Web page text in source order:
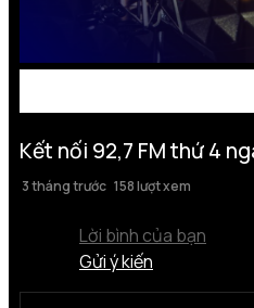
Kết nối 92,7 FM thứ 4
3 tháng trước 158 lượt xem
Lời bình của bạn
Gửi ý kiến